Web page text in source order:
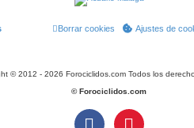
Ajustes de
Borrar cookies
© 2012 - 2026 Forociclidos.com Todos los
© Forociclidos.com